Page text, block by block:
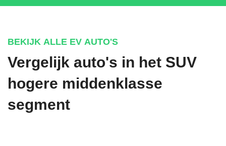
ROSEWOOD BEIGE METALLIC SPECIAAL
€ 1.290,-
OLIBO GREEN METALLIC SPECIAAL
BEKIJK ALLE EV AUTO'S
Vergelijk auto's in het SUV
hogere middenklasse
segment